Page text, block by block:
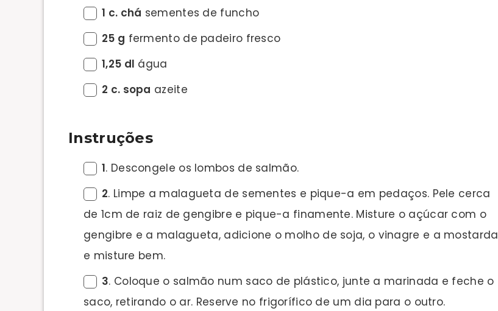
1 c. chá sementes de funcho
25 g fermento de padeiro fresco
1,25 dl água
2 c. sopa azeite
Instruções
1. Descongele os lombos de salmão.
2. Limpe a malagueta de sementes e pique-a em pedaços. Pele cerca
de 1cm de raiz de gengibre e pique-a finamente. Misture o açúcar com o
gengibre e a malagueta, adicione o molho de soja, o vinagre e a mostarda
e misture bem.
3. Coloque o salmão num saco de plástico, junte a marinada e feche o
saco, retirando o ar. Reserve no frigorífico de um dia para o outro.